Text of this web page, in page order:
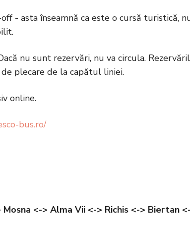
- asta înseamnă ca este o cursă turistică,
nu sunt rezervări, nu va circula.
plecare de la capătul liniei.
online.
bus.ro/
<-> Alma Vii <-> Richis <-> Biertan